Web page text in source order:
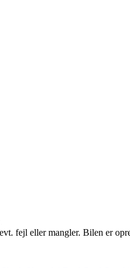
fejl eller mangler. Bilen er